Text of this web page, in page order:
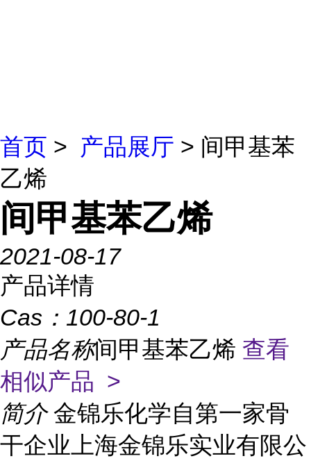
首页 > 产品展厅 > 间甲基苯
乙烯
间甲基苯乙烯
2021-08-17
产品详情
Cas： 100-80-1
产品名称间甲基苯乙烯 查看
相似产品 >
简介 金锦乐化学自第一家骨
干企业上海金锦乐实业有限公